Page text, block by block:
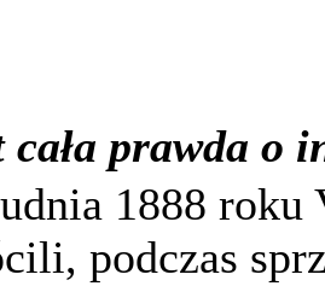
prawda o
1888 roku
podczas